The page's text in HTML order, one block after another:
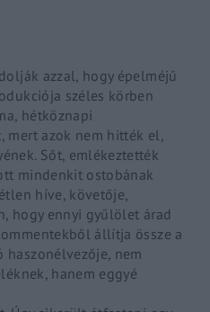
azzal, hogy épelméjű
széles körben
hétköznapi
azok nem hitték el,
Sőt, emlékeztették
mindenkit ostobának
híve, követője,
hogy ennyi gyűlölet árad
állítja össze a
haszonélvezője, nem
hanem eggyé